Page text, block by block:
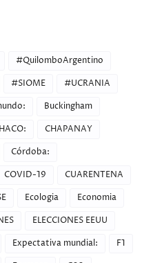
#QuilomboArgentino
#SIOME
#UCRANIA
Buckingham
CHAPANAY
Córdoba:
COVID-19
CUARENTENA
Ecologia
Economia
ELECCIONES EEUU
Expectativa mundial:
F1